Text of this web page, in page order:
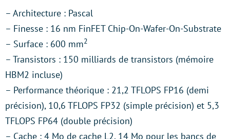
– Architecture : Pascal
– Finesse : 16 nm FinFET Chip-On-Wafer-On-Substrate
– Surface : 600 mm2
– Transistors : 150 milliards de transistors (mémoire
HBM2 incluse)
– Performance théorique : 21,2 TFLOPS FP16 (demi
précision), 10,6 TFLOPS FP32 (simple précision) et 5,3
TFLOPS FP64 (double précision)
– Cache : 4 Mo de cache L2, 14 Mo pour les bancs de